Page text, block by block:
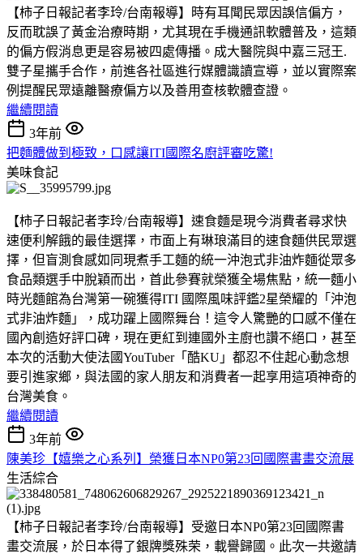
【柿子日報記者李玲/台南報導】時有耳聞民眾因誤信偏方，
反而耽誤了黃金治療時期，尤其現在手機通訊軟體普及，這類
的偏方假消息更是容易被四處傳播。成大醫院與中嘉三冠王.
雙子星攜手合作，前進各社區進行媒體識讀宣導，並以實際案
例提醒民眾遠離醫療偏方以及善用查核軟體查證。
繼續閱讀
3年前
把麵體做到極致，口感讓ITI國際名廚評審吃驚!
美味食記
【柿子日報記者李玲/台南報導】速食麵是現今消費者尋求快
速便利解餓的最佳選擇，市面上有琳琅滿目的速食麵供民眾選
擇，但盲測食感如同現煮手工麵的統一沖泡式非油炸麵從眾多
食品類選手中脫穎而出，首此參賽就榮獲全場焦點，統一麵小
時光麵館為台灣第一碗獲得ITI 國際風味評鑑2星榮耀的「沖泡
式非油炸麵」，成功躍上國際舞台！這令人驚艷的口感不僅在
國內創造好評口碑，現在更紅到連國外主廚也讚不絕口，甚至
本次的活動大使法國YouTuber「酷KU」都忍不住起心動念想
要引進家鄉，與法國的家人朋友和消費者一起享用這項神奇的
台灣美食。
繼續閱讀
3年前
陳美珍【嬉樂之心系列】榮獲日本NP0第23回國際書畫交流展
生活綜合
【柿子日報記者李玲/台南報導】受邀日本NP0第23回國際書
畫交流展，於日本得了銀牌獎殊荣，載譽歸國。此次一共邀請